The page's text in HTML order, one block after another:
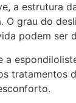
a estrutura
O grau do
podem ser
a
tratamentos